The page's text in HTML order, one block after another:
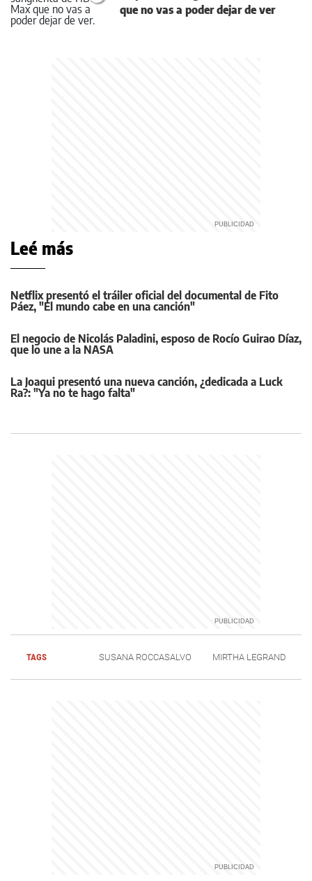
que no vas a poder dejar de ver
Leé más
Netflix presentó el tráiler oficial del documental de Fito
Páez, "El mundo cabe en una canción"
El negocio de Nicolás Paladini, esposo de Rocío Guirao Díaz,
que lo une a la NASA
La Joaqui presentó una nueva canción, ¿dedicada a Luck
Ra?: "Ya no te hago falta"
TAGS SUSANA ROCCASALVO MIRTHA LEGRAND